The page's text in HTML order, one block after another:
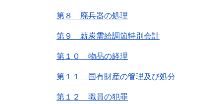
第８ 廃兵器の処理
第９ 薪炭需給調節特別会計
第１０ 物品の経理
第１１ 国有財産の管理及び処分
第１２ 職員の犯罪